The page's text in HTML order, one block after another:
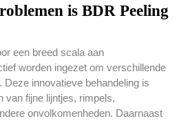
is BDR Peeling
een breed scala aan
worden ingezet om verschillende
Deze innovatieve behandeling is
van fijne lijntjes, rimpels,
onvolkomenheden. Daarnaast